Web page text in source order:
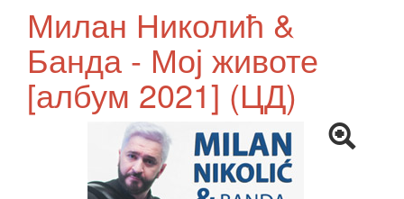
Милан Николић &
Банда - Мој животе
[албум 2021] (ЦД)